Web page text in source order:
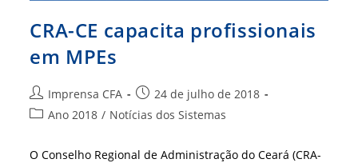
CRA-CE capacita profissionais
em MPEs
Autor
do
Imprensa CFA
Post
publicado:
24 de julho de 2018
Categoria
Ano 2018 / Notícias dos Sistemas
O Conselho Regional de Administração do Ceará (CRA-